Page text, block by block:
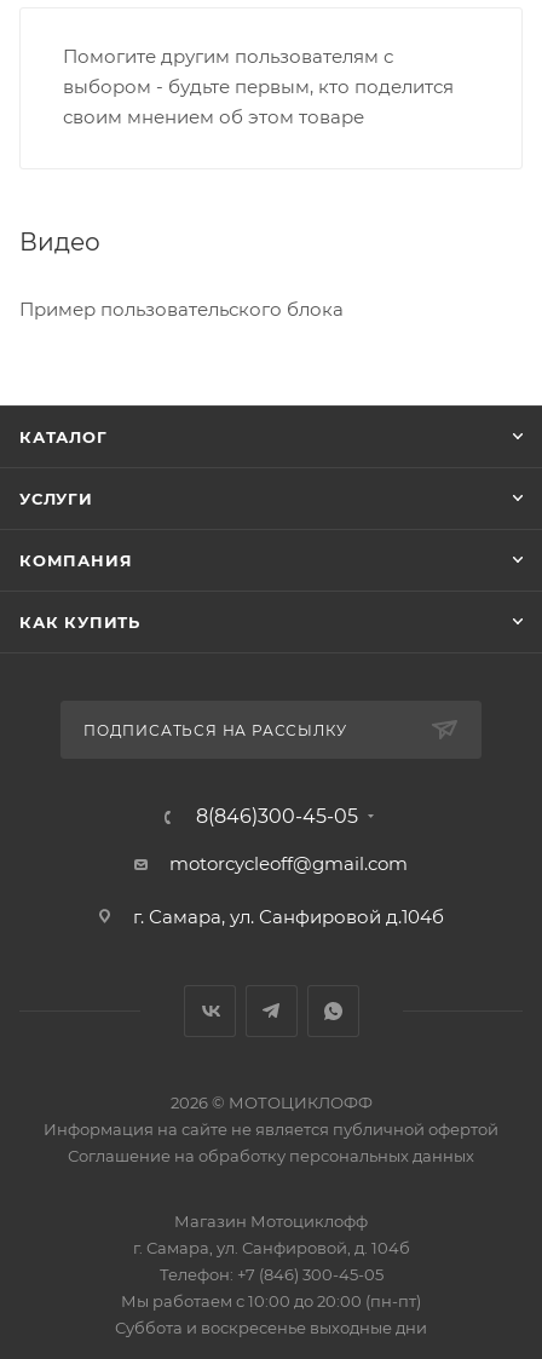
Помогите другим пользователям с
выбором - будьте первым, кто поделится
своим мнением об этом товаре
Видео
Пример пользовательского блока
КАТАЛОГ
УСЛУГИ
КОМПАНИЯ
КАК КУПИТЬ
ПОДПИСАТЬСЯ НА РАССЫЛКУ
8(846)300-45-05
motorcycleoff@gmail.com
г. Самара, ул. Санфировой д.104б
2026 © МОТОЦИКЛОФФ
Информация на сайте не является публичной офертой
Соглашение на обработку персональных данных
Магазин Мотоциклофф
г. Самара ул. Санфировой, д. 104б
Телефон: +7 (846) 300-45-05
Мы работаем с 10:00 до 20:00 (пн-пт)
Суббота и воскресенье выходные дни